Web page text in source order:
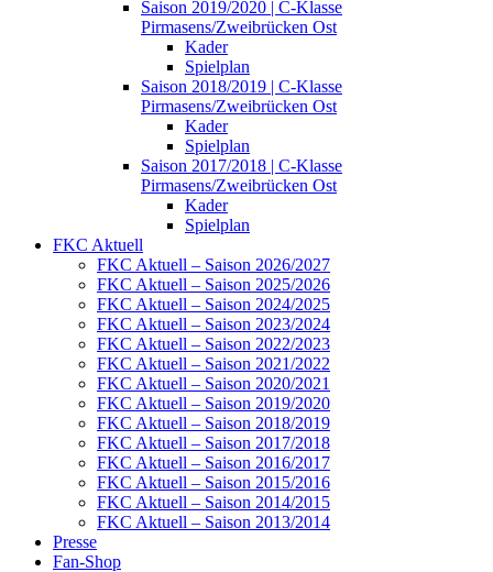
Saison 2019/2020 | C-Klasse
Pirmasens/Zweibrücken Ost
Kader
Spielplan
Saison 2018/2019 | C-Klasse
Pirmasens/Zweibrücken Ost
Kader
Spielplan
Saison 2017/2018 | C-Klasse
Pirmasens/Zweibrücken Ost
Kader
Spielplan
FKC Aktuell
FKC Aktuell – Saison 2026/2027
FKC Aktuell – Saison 2025/2026
FKC Aktuell – Saison 2024/2025
FKC Aktuell – Saison 2023/2024
FKC Aktuell – Saison 2022/2023
FKC Aktuell – Saison 2021/2022
FKC Aktuell – Saison 2020/2021
FKC Aktuell – Saison 2019/2020
FKC Aktuell – Saison 2018/2019
FKC Aktuell – Saison 2017/2018
FKC Aktuell – Saison 2016/2017
FKC Aktuell – Saison 2015/2016
FKC Aktuell – Saison 2014/2015
FKC Aktuell – Saison 2013/2014
Presse
Fan-Shop